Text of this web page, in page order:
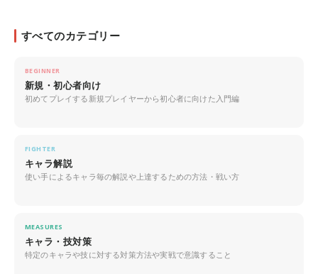
すべてのカテゴリー
BEGINNER
新規・初心者向け
初めてプレイする新規プレイヤーから初心者に向けた入門編
FIGHTER
キャラ解説
使い手によるキャラ毎の解説や上達するための方法・戦い方
MEASURES
キャラ・技対策
特定のキャラや技に対する対策方法や実戦で意識すること